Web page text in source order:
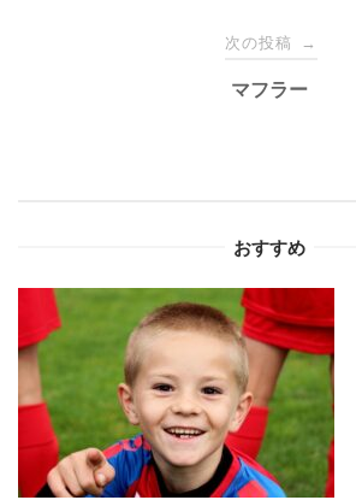
シ
ョ
ン
次の投稿 →
マフラー
おすすめ